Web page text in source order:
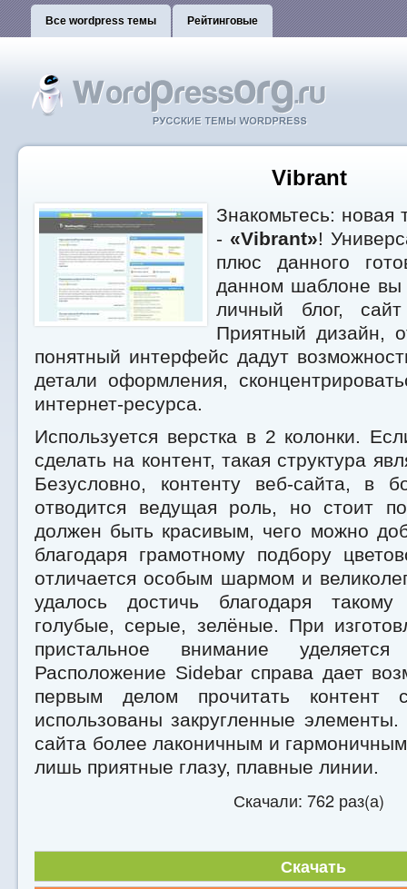
Все wordpress темы Рейтинговые
Vibrant
Знакомьтесь: новая
- «Vibrant»!
плюс данного
данном шаблоне вы
личный блог,
Приятный дизайн,
понятный интерфейс дадут
детали оформления,
интернет-ресурса.
Используется верстка в 2 колонки.
сделать на контент, такая структура
Безусловно, контенту веб-сайта, в
отводится ведущая роль, но стоит
должен быть красивым, чего можно
благодаря грамотному подбору
отличается особым шармом и
удалось достичь благодаря такому
голубые, серые, зелёные. При
пристальное внимание
Расположение Sidebar справа дает
первым делом прочитать контент
использованы закругленные
сайта более лаконичным и
лишь приятные глазу, плавные линии.
Скачали: 762 раз(а)
Скачать